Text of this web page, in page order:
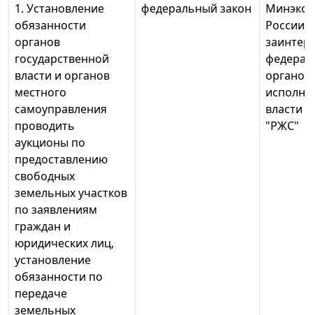
1. Установление
обязанности
органов
государственной
власти и органов
местного
самоуправления
проводить
аукционы по
предоставлению
свободных
земельных участков
по заявлениям
граждан и
юридических лиц,
установление
обязанности по
передаче
земельных
федеральный закон
России
органов
власти
"РЖС"